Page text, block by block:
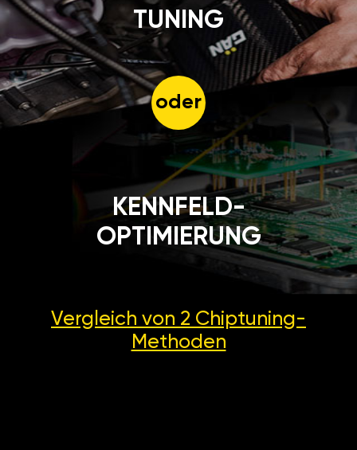
TUNING
oder
KENNFELD-
OPTIMIERUNG
Vergleich von 2 Chiptuning-
Methoden